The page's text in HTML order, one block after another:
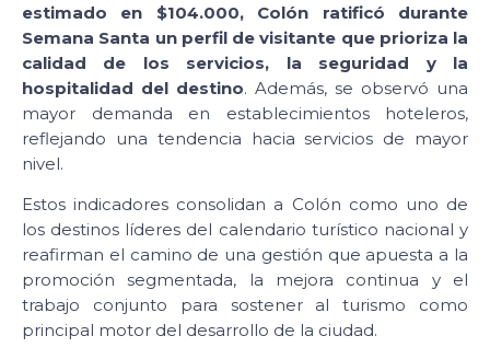
estimado en $104.000, Colón ratificó durante
Semana Santa un perfil de visitante que prioriza la
calidad de los servicios, la seguridad y la
hospitalidad del destino. Además, se observó una
mayor demanda en establecimientos hoteleros,
reflejando una tendencia hacia servicios de mayor
nivel.
Estos indicadores consolidan a Colón como uno de
los destinos líderes del calendario turístico nacional y
reafirman el camino de una gestión que apuesta a la
promoción segmentada, la mejora continua y el
trabajo conjunto para sostener al turismo como
principal motor del desarrollo de la ciudad.